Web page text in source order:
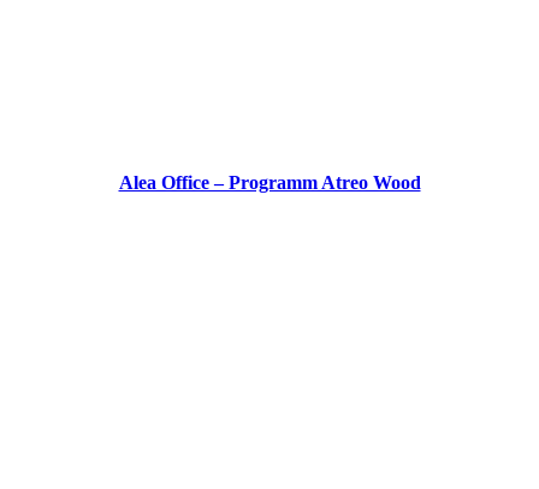
Alea Office – Programm Atreo Wood